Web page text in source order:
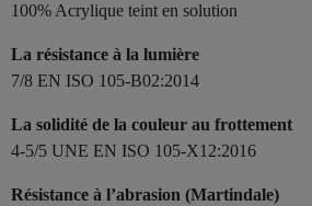
100% Acrylique teint en solution
La résistance à la lumière
7/8 EN ISO 105-B02:2014
La solidité de la couleur au frottement
4-5/5 UNE EN ISO 105-X12:2016
Résistance à l’abrasion (Martindale)